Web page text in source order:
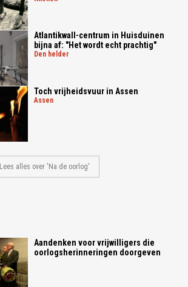
Atlantikwall-centrum in Huisduinen
bijna af: "Het wordt echt prachtig"
den helder
Toch vrijheidsvuur in Assen
assen
Lees alles over 'Na de oorlog'
Aandenken voor vrijwilligers die
oorlogsherinneringen doorgeven